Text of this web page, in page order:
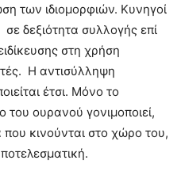
των ιδιομορφιών. Κυνηγοί
δεξιότητα συλλογής επί
στη χρήση
Η αντισύλληψη
έτσι. Μόνο το
ουρανού γονιμοποιεί,
που κινούνται στο χώρο του,